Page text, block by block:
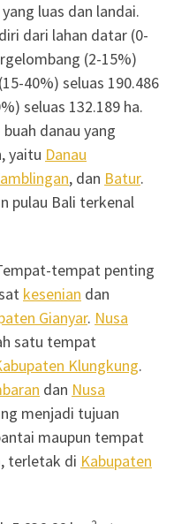
luas dan landai.
dari lahan datar (0-
(2-15%)
40%) seluas 190.486
seluas 132.189 ha.
danau yang
yaitu Danau
, dan Batur.
pulau Bali terkenal
tempat penting
kesenian dan
Gianyar. Nusa
satu tempat
Klungkung.
dan Nusa
menjadi tujuan
maupun tempat
terletak di Kabupaten